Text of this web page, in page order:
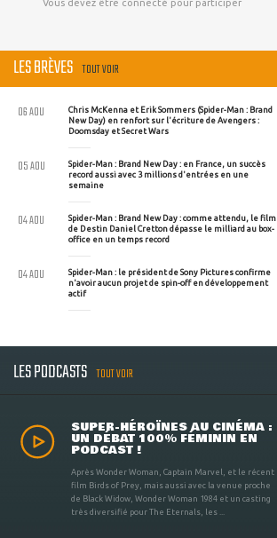
Vous devez être connecté pour participer
LES BRÈVES TOUT VOIR
Chris McKenna et Erik Sommers (Spider-Man : Brand
New Day) en renfort sur l'écriture de Avengers :
Doomsday et Secret Wars
06 AOU
Spider-Man : Brand New Day : en France, un succès
record aussi avec 3 millions d'entrées en une
semaine
05 AOU
Spider-Man : Brand New Day : comme attendu, le film
de Destin Daniel Cretton dépasse le milliard au box-
office en un temps record
04 AOU
Spider-Man : le président de Sony Pictures confirme
n'avoir aucun projet de spin-off en développement
actif
04 AOU
LES PODCASTS TOUT VOIR
SUPER-HÉROÏNES AU CINÉMA :
UN DÉBAT 100% FÉMININ EN
PODCAST !
Après Wonder Woman, Captain Marvel, et le récent
film Birds of Prey, mais aussi avec la venue proche
de Black Widow, Wonder Woman 1984 et un casting
très diversifié pour The Eternals, les ...